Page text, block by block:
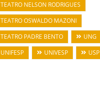
TEATRO NELSON RODRIGUES
TEATRO OSWALDO MAZONI
TEATRO PADRE BENTO
UNG
UNIFESP
UNIVESP USP